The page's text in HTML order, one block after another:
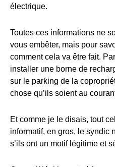
électrique.
Toutes ces informations ne
vous embêter, mais pour
comment cela va être fait.
installer une borne de
sur le parking de la
chose qu’ils soient au
Et comme je le disais, tout
informatif, en gros, le syndic
s’ils ont un motif légitime et